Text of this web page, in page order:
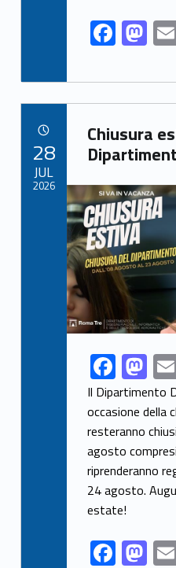
F
ac
e
b
o
o
k
M
as
to
d
o
n
Link identifier archive #link-archive-4148
Chiusura
Link identifier archive #link-archive-thumb-soap-95537
Link identifier share facebook archive #share-link-archive-60740F
ac
e
b
o
o
k
M
as
to
d
o
n
Il Dipartimento
occasione della
resteranno
agosto
riprenderanno
24 agosto.
estate!
F M
28
JUL
2026